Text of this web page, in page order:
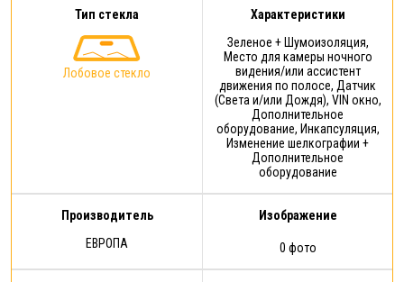
Тип стекла
Лобовое стекло
Характеристики
Зеленое + Шумоизоляция,
Место для камеры ночного
видения/или ассистент
движения по полосе, Датчик
(Света и/или Дождя), VIN окно,
Дополнительное
оборудование, Инкапсуляция,
Изменение шелкографии +
Дополнительное
оборудование
Производитель
ЕВРОПА
Изображение
0 фото